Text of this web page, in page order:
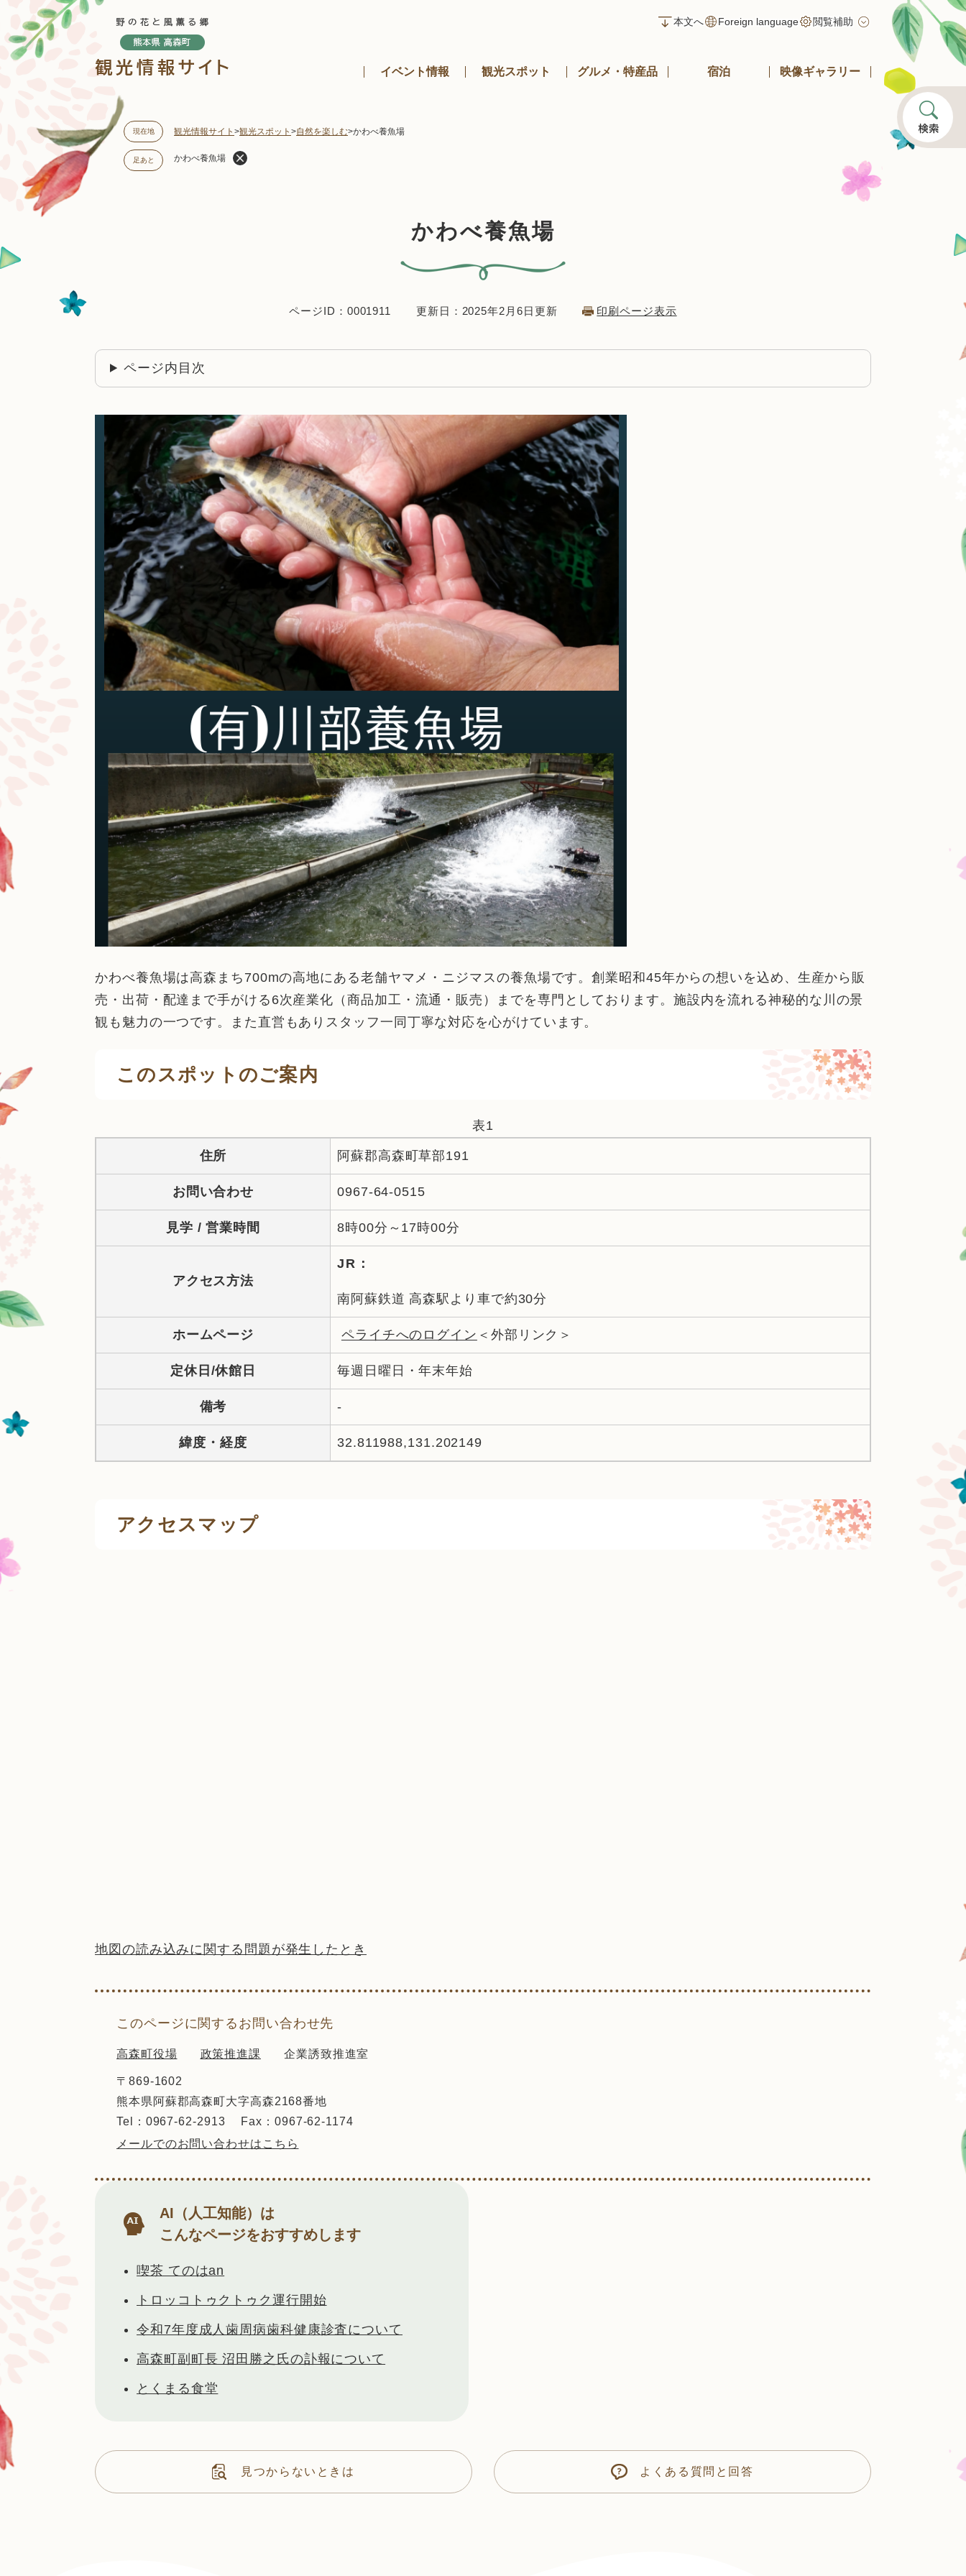
ジ
の
本文へ
Foreign language 閲覧補助
イベント情報 観光スポット グルメ・特産品 宿泊 映像ギャラリー
現在地 観光情報サイト >観光スポット >自然を楽しむ>かわべ養魚場
足あと かわべ養魚場
かわべ養魚場
ページID：0001911 更新日：2025年2月6日更新 印刷ページ表示
ページ内目次
かわべ養魚場は高森まち700mの高地にある老舗ヤマメ・ニジマスの養魚場です。創業昭和45年からの想いを込め、生産から販
売・出荷・配達まで手がける6次産業化（商品加工・流通・販売）までを専門としております。施設内を流れる神秘的な川の景
観も魅力の一つです。また直営もありスタッフ一同丁寧な対応を心がけています。
このスポットのご案内
表1
住所 阿蘇郡高森町草部191
お問い合わせ 0967-64-0515
見学 / 営業時間 8時00分～17時00分
アクセス方法
JR：
南阿蘇鉄道 高森駅より車で約30分
ホームページ ペライチへのログイン ＜外部リンク＞
定休日/休館日 毎週日曜日・年末年始
備考 -
緯度・経度 32.811988,131.202149
アクセスマップ
地図の読み込みに関する問題が発生したとき
このページに関するお問い合わせ先
高森町役場 政策推進課 企業誘致推進室
〒869-1602
熊本県阿蘇郡高森町大字高森2168番地
Tel：0967-62-2913
Fax：0967-62-1174
メールでのお問い合わせはこちら
AI（人工知能）は
こんなページをおすすめします
喫茶 てのはan
トロッコトゥクトゥク運行開始
令和7年度成人歯周病歯科健康診査について
高森町副町長 沼田勝之氏の訃報について
とくまる食堂
見つからないときは よくある質問と回答